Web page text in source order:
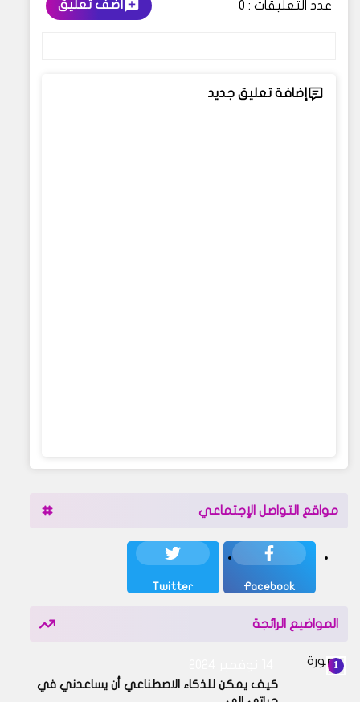
عدد التعليقات : 0 أضف تعليق
إضافة تعليق جديد
مواقع التواصل الإجتماعي
Facebook
Twitter
المواضيع الرائجة
كيف يمكن للذكاء الاصطناعي أن يساعدني في